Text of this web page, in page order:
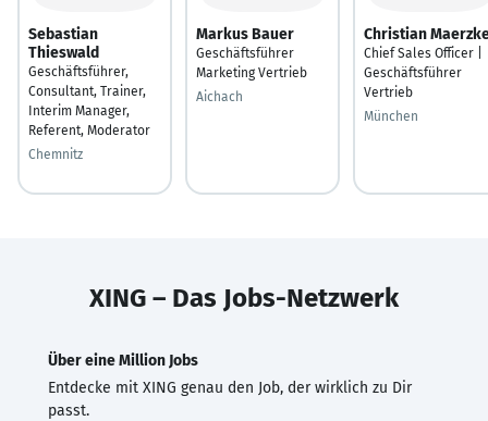
Sebastian
Thieswald
Geschäftsführer,
Consultant, Trainer,
Interim Manager,
Referent, Moderator
Chemnitz
Markus Bauer
Geschäftsführer
Marketing Vertrieb
Aichach
Christian
Chief Sales Officer |
Geschäftsführer
Vertrieb
München
XING – Das Jobs-Netzwerk
Über eine Million Jobs
Entdecke mit XING genau den Job, der wirklich zu Dir
passt.